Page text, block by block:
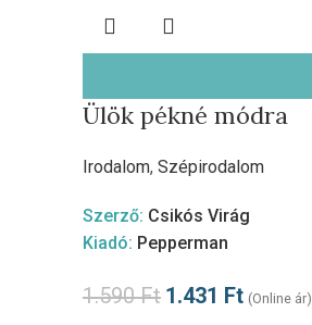
Ülök pékné módra
Irodalom, Szépirodalom
Szerző: Csikós Virág
Kiadó: Pepperman
1.590Ft 1.431 Ft (Online ár)